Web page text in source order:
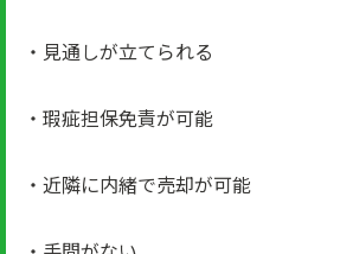
・見通しが立てられる
・瑕疵担保免責が可能
・近隣に内緒で売却が可能